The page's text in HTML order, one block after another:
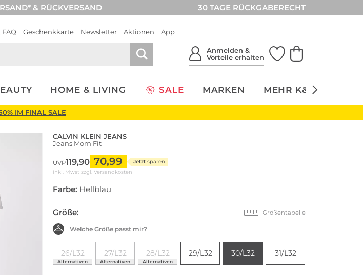
& RÜCKVERSAND 30 TAGE RÜCKGABERECHT
FAQ Geschenkkarte Newsletter Aktionen App
Anmelden &
Vorteile erhalten
HOME & LIVING SALE MARKEN MEHR K&Ö
IM FINAL SALE
CALVIN KLEIN JEANS
Jeans Mom Fit
UVP119,90 70,99 Jetzt sparen
inkl. Mwst zzgl. Versandkosten
Farbe: Hellblau
Größe: Größentabelle
Welche Größe passt mir?
26/L32
Alternativen
27/L32
Alternativen
28/L32
Alternativen
29/L32 30/L32 31/L32